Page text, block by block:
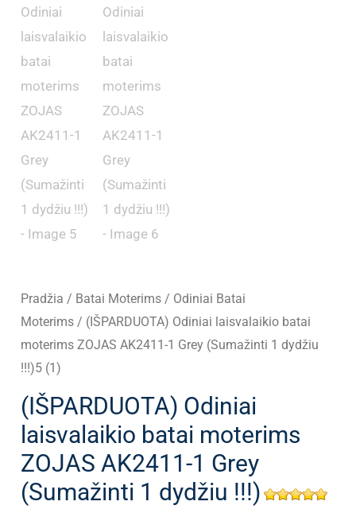
Pradžia / Batai Moterims / Odiniai Batai
Moterims / (IŠPARDUOTA) Odiniai laisvalaikio batai
moterims ZOJAS AK2411-1 Grey (Sumažinti 1 dydžiu
!!!)5 (1)
(IŠPARDUOTA) Odiniai
laisvalaikio batai moterims
ZOJAS AK2411-1 Grey
(Sumažinti 1 dydžiu !!!)